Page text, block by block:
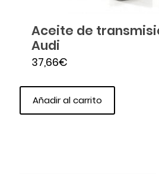
Aceite de
Audi
37,66€
Añadir al carrito